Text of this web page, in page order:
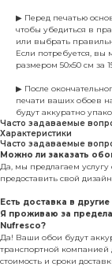
▶ Перед печатью
чтобы убедиться в
или выбрать
Если потребуется, вы
размером 50х50 см за
▶ После
печати ваших обоев
будут аккуратно
Часто задаваемые
Характеристики
Часто задаваемые
Можно ли заказать
Да, мы предлагаем
предоставить свой
Есть доставка в
Я проживаю за
Nufresco?
Да! Ваши обои будут
транспортной компанией
стоимость и сроки